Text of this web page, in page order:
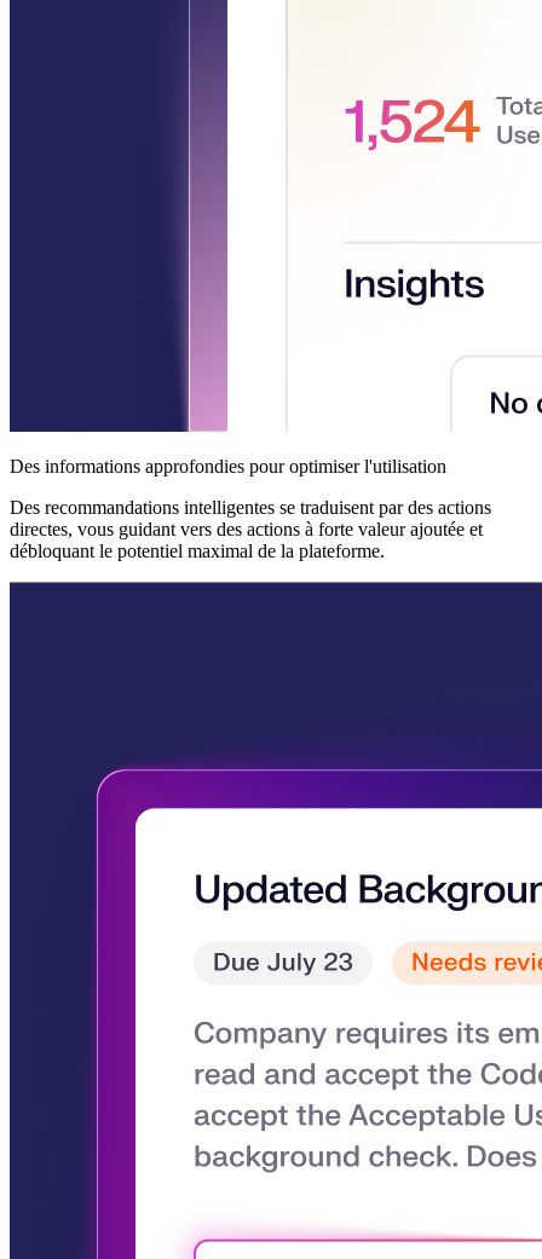
Des informations approfondies pour optimiser l'utilisation
Des recommandations intelligentes se traduisent par des actions
directes, vous guidant vers des actions à forte valeur ajoutée et
débloquant le potentiel maximal de la plateforme.